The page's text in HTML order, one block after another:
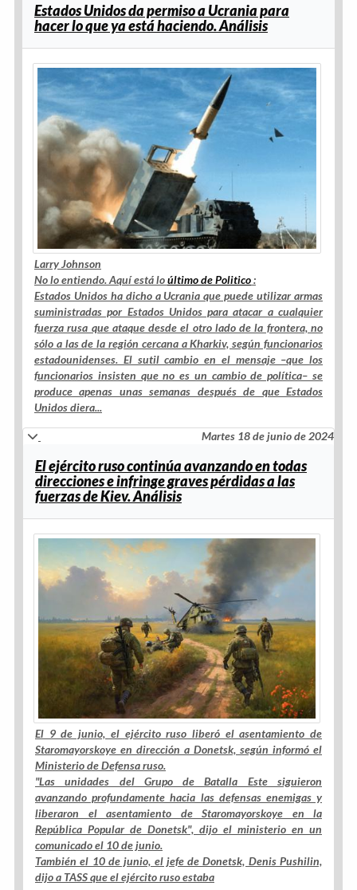
Estados Unidos da permiso a Ucrania para
hacer lo que ya está haciendo. Análisis
Larry Johnson
No lo entiendo. Aquí está loúltimo de Politico:
Estados Unidos ha dicho a Ucrania que puede utilizar armas
suministradas por Estados Unidos para atacar a cualquier
fuerza rusa que ataque desde el otro lado de la frontera, no
sólo a las de la región cercana a Kharkiv, según funcionarios
estadounidenses. El sutil cambio en el mensaje –que los
funcionarios insisten que no es un cambio de política– se
produce apenas unas semanas después de que Estados
Unidos diera...
Martes 18 de junio de 2024
El ejército ruso continúa avanzando en todas
direcciones e infringe graves pérdidas a las
fuerzas de Kiev. Análisis
El 9 de junio, el ejército ruso liberó el asentamiento de
Staromayorskoye en dirección a Donetsk, según informó el
Ministerio de Defensa ruso.
"Las unidades del Grupo de Batalla Este siguieron
avanzando profundamente hacia las defensas enemigas y
liberaron el asentamiento de Staromayorskoye en la
República Popular de Donetsk", dijo el ministerio en un
comunicado el 10 de junio.
También el 10 de junio, el jefe de Donetsk, Denis Pushilin,
dijo a TASS que el ejército ruso estaba